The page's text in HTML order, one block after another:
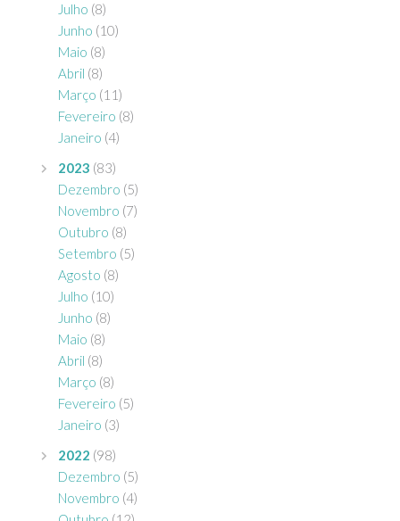
Julho (8)
Junho (10)
Maio (8)
Abril (8)
Março (11)
Fevereiro (8)
Janeiro (4)
2023 (83)
Dezembro (5)
Novembro (7)
Outubro (8)
Setembro (5)
Agosto (8)
Julho (10)
Junho (8)
Maio (8)
Abril (8)
Março (8)
Fevereiro (5)
Janeiro (3)
2022 (98)
Dezembro (5)
Novembro (4)